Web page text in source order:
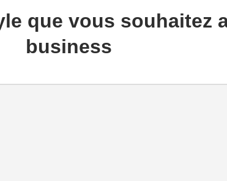
que vous souhaitez
business